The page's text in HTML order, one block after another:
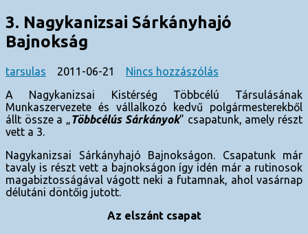
3. Nagykanizsai Sárkányhajó
Bajnokság
tarsulas 2011-06-21 Nincs hozzászólás
Nagykanizsai
Sárkányhajó
Bajnokság
A Nagykanizsai Kistérség Többcélú Társulásának
Munkaszervezete és vállalkozó kedvű polgármesterekből
állt össze a „Többcélús Sárkányok” csapatunk, amely részt
vett a 3.
Nagykanizsai Sárkányhajó Bajnokságon. Csapatunk már
tavaly is részt vett a bajnokságon így idén már a rutinosok
magabiztosságával vágott neki a futamnak, ahol vasárnap
délutáni döntőig jutott.
Az elszánt csapat